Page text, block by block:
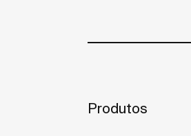
Produtos